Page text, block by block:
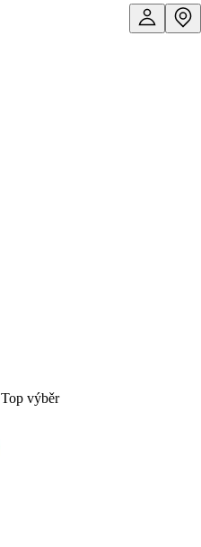
Top výběr